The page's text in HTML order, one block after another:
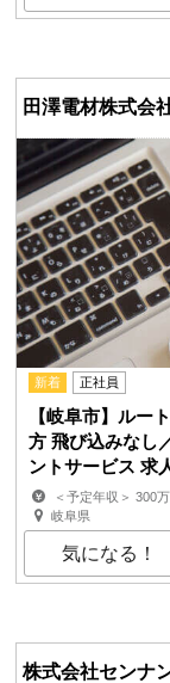
田澤電材株式会
新着 正社員
【岐阜市】ルー
方 飛び込みなし
ントサービス 求
＜予定年収＞ 300
金内訳＞ 月額（基本
岐阜県
気になる！
株式会社センナ